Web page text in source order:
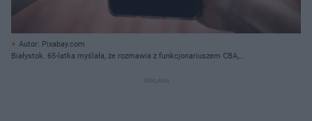
Autor: Pixabay.com
Białystok. 65-latka myślała, że rozmawia z funkcjonariuszem CBA,